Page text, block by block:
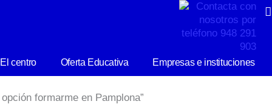
F
a
El centro Oferta Educativa Empresas e instituciones
formarme en Pamplona”